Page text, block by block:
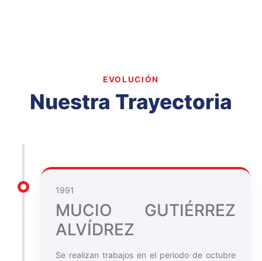
EVOLUCIÓN
Nuestra Trayectoria
1991
MUCIO GUTIÉRREZ
ALVÍDREZ
Se realizan trabajos en el periodo de octubre